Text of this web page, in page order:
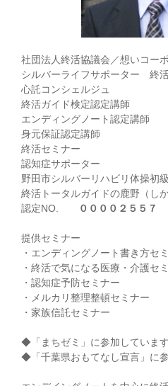
社団法人終活協議会／想いコー
シルバーライフサポーター 終
心託コンシェルジュ
終活ガイド検定認定講師
エンディングノート認定講師
身元保証認定講師
終活セミナー
認知症サポーター
野田市シルバーリハビリ体操初
終活トータルガイドの鹿野（しか
認定NO.
００００２５５７
提供セミナー
・エンディングノート書き方セ
・終活で気になる医療・介護セ
・認知症予防セミナー
・メルカリ整理整頓セミナー
・家族信託セミナー
◆「まちゼミ」に参加しています
◆「千葉県おもてなし宣言」に参